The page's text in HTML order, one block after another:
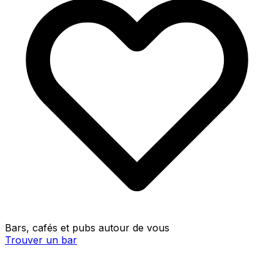
Bars, cafés et pubs autour de vous
Trouver un bar